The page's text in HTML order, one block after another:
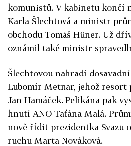
komunistů. V kabinetu končí
Karla Šlechtová a ministr
obchodu Tomáš Hüner. Už
oznámil také ministr
Šlechtovou nahradí
Lubomír Metnar, jehož resort
Jan Hamáček. Pelikána pak
hnutí ANO Taťána Malá.
nově řídit prezidentka Svazu
ruchu Marta Nováková.